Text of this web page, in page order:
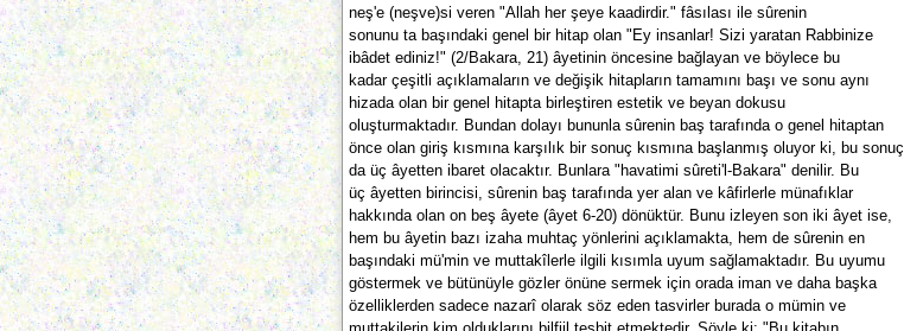
neş'e (neşve)si veren "Allah her şeye kaadirdir." fâsılası ile sûrenin
sonunu ta başındaki genel bir hitap olan "Ey insanlar! Sizi yaratan Rabbinize
ibâdet ediniz!" (2/Bakara, 21) âyetinin öncesine bağlayan ve böylece bu
kadar çeşitli açıklamaların ve değişik hitapların tamamını başı ve sonu aynı
hizada olan bir genel hitapta birleştiren estetik ve beyan dokusu
oluşturmaktadır. Bundan dolayı bununla sûrenin baş tarafında o genel hitaptan
önce olan giriş kısmına karşılık bir sonuç kısmına başlanmış oluyor ki, bu sonuç
da üç âyetten ibaret olacaktır. Bunlara "havatimi sûreti'l-Bakara" denilir. Bu
üç âyetten birincisi, sûrenin baş tarafında yer alan ve kâfirlerle münafıklar
hakkında olan on beş âyete (âyet 6-20) dönüktür. Bunu izleyen son iki âyet ise,
hem bu âyetin bazı izaha muhtaç yönlerini açıklamakta, hem de sûrenin en
başındaki mü'min ve muttakîlerle ilgili kısımla uyum sağlamaktadır. Bu uyumu
göstermek ve bütünüyle gözler önüne sermek için orada iman ve daha başka
özelliklerden sadece nazarî olarak söz eden tasvirler burada o mümin ve